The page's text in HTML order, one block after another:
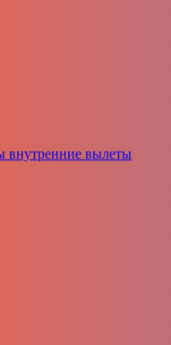
внутренние вылеты